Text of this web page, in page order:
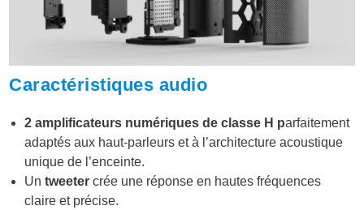
Caractéristiques audio
2 amplificateurs numériques de classe H parfaitement
adaptés aux haut-parleurs et à l’architecture acoustique
unique de l’enceinte.
Untweeter crée une réponse en hautes fréquences
claire et précise.